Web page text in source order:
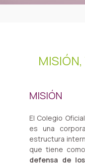
MISIÓN,
MISIÓN
El Colegio
es una
estructura
que tiene
defensa de